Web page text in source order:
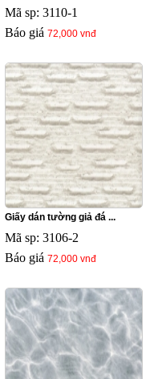
Mã sp: 3110-1
Báo giá 72,000 vnđ
Giấy dán tường giả đá ...
Mã sp: 3106-2
Báo giá 72,000 vnđ